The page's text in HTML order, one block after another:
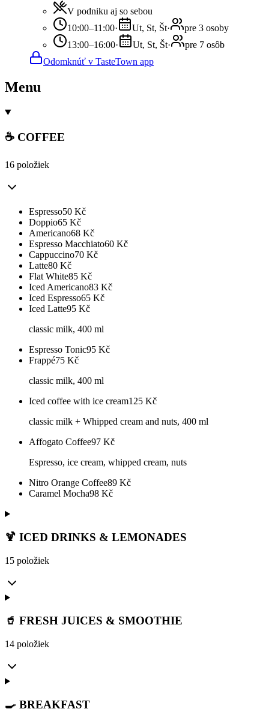
V podniku aj so sebou
10:00–11:00· Ut, St, Št·
pre 3 osoby
13:00–16:00· Ut, St, Št·
pre 7 osôb
Odomknúť v TasteTown app
Menu
☕ COFFEE
16 položiek
Espresso50 Kč
Doppio65 Kč
Americano68 Kč
Espresso Macchiato60 Kč
Cappuccino70 Kč
Latte80 Kč
Flat White85 Kč
Iced Americano83 Kč
Iced Espresso65 Kč
Iced Latte95 Kč
classic milk, 400 ml
Espresso Tonic95 Kč
Frappé75 Kč
classic milk, 400 ml
Iced coffee with ice cream125 Kč
classic milk + Whipped cream and nuts, 400 ml
Affogato Coffee97 Kč
Espresso, ice cream, whipped cream, nuts
Nitro Orange Coffee89 Kč
Caramel Mocha98 Kč
🍹 ICED DRINKS & LEMONADES
15 položiek
🥤 FRESH JUICES & SMOOTHIE
14 položiek
🍳 BREAKFAST